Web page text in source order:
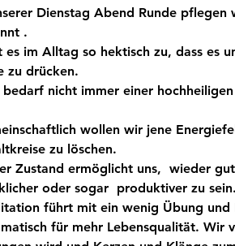
Dienstag Abend Runde
.
es im Alltag so hektisch zu, dass es
zu drücken.
bedarf nicht immer einer
wollen wir jene
zu löschen.
Zustand ermöglicht uns,  wieder
oder sogar  produktiver zu sein.
führt mit ein wenig Übung und
für mehr Lebensqualität. Wir